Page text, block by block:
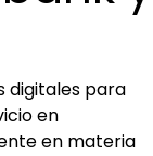
digitales para
en
en materia